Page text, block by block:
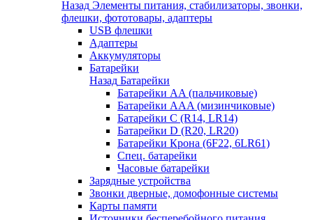
Назад Элементы питания, стабилизаторы, звонки,
флешки, фототовары, адаптеры
USB флешки
Адаптеры
Аккумуляторы
Батарейки
Назад Батарейки
Батарейки AA (пальчиковые)
Батарейки AAA (мизинчиковые)
Батарейки C (R14, LR14)
Батарейки D (R20, LR20)
Батарейки Крона (6F22, 6LR61)
Спец. батарейки
Часовые батарейки
Зарядные устройства
Звонки дверные, домофонные системы
Карты памяти